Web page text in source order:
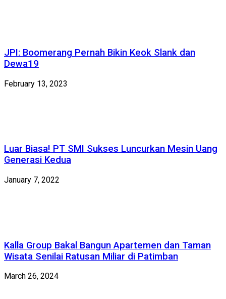
JPI: Boomerang Pernah Bikin Keok Slank dan
Dewa19
February 13, 2023
Luar Biasa! PT SMI Sukses Luncurkan Mesin Uang
Generasi Kedua
January 7, 2022
Kalla Group Bakal Bangun Apartemen dan Taman
Wisata Senilai Ratusan Miliar di Patimban
March 26, 2024